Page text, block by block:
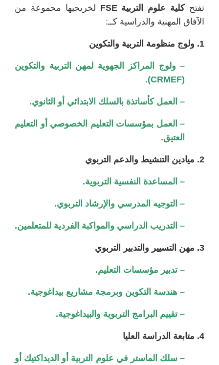
تفتحكلية علوم التربية FSE
لخريجيها مجموعة من
الآفاق المهنية والدراسية كــ:
1. ولوج منظومة التربية والتكوين
– ولوج المراكز الجهوية لمهن التربية والتكوين
(CRMEF).
– العمل كأساتذة بالسلك الابتدائي أو الثانوي.
– العمل بمؤسسات التعليم الخصوصي أو التعليم
العتيق.
2. ميادين التنشيط والدعم التربوي
– المساعدة النفسية التربوية.
– التوجيه المدرسي والإرشاد التربوي.
– التدريب الدراسي والمواكبة الفردية للمتعلمين.
3. مهن التسيير والتدبير التربوي
– تدبير مؤسسات التعليم.
– هندسة التكوين وبرمجة مشاريع بيداغوجية.
– تقييم البرامج التربوية والبيداغوجية.
4. متابعة الدراسة العليا
– سلك الماستر في علوم التربية أو الديداكتيك أو